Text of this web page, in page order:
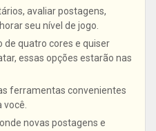
avaliar postagens,
seu nível de jogo.
de quatro cores e quiser
essas opções estarão nas
ferramentas convenientes
você.
novas postagens e